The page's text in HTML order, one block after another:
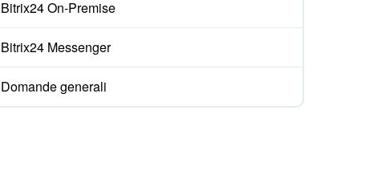
Bitrix24 On-Premise
Bitrix24 Messenger
Domande generali